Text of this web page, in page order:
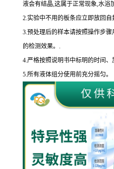
液会有结晶,这属于正常现象,水浴
2.实验中不用的板条应立即放回自
3.预处理后的样本请按照操作步骤
的检测效果。 .
4.严格按照说明书中标明的时间、
5.所有液体组分使用前充分摇匀。